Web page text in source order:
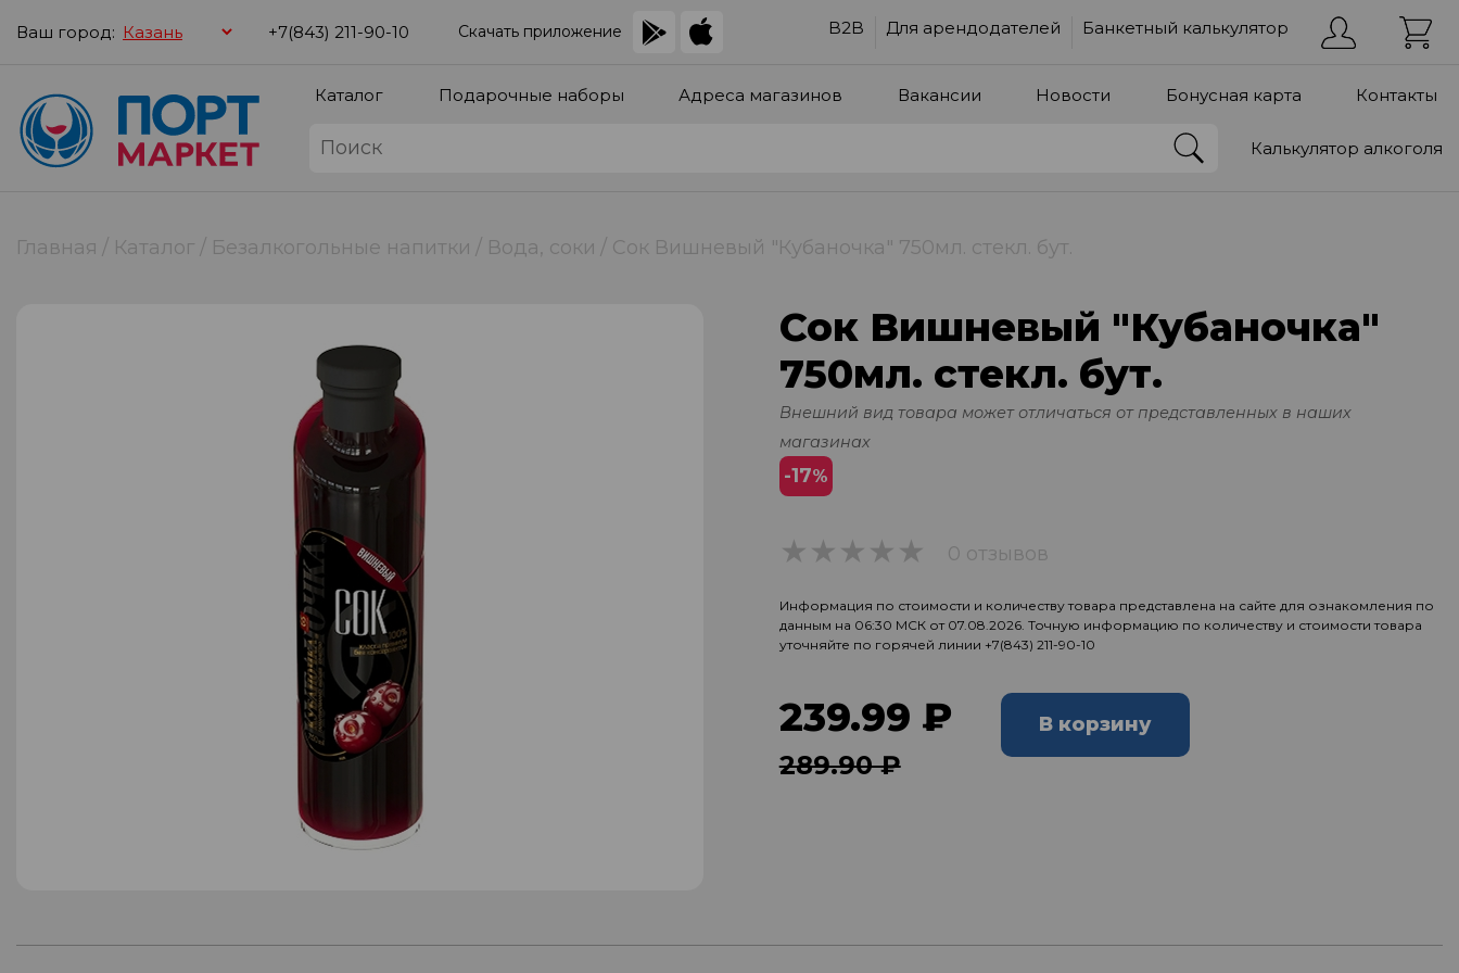
Ваш город: +7(843) 211-90-10 Скачать приложение B2B Для арендодателей Банкетный калькулятор
Каталог Подарочные наборы Адреса магазинов Вакансии Новости Бонусная карта Контакты
Калькулятор алкоголя
Главная Каталог Безалкогольные напитки Вода, соки Сок Вишневый "Кубаночка" 750мл. стекл. бут.
Сок Вишневый "Кубаночка"
750мл. стекл. бут.
Внешний вид товара может отличаться от представленных в наших
магазинах
-17%
0 отзывов
Информация по стоимости и количеству товара представлена на сайте для ознакомления по
данным на 06:30 МСК от 07.08.2026. Точную информацию по количеству и стоимости товара
уточняйте по горячей линии +7(843) 211-90-10
239.99 ₽
289.90 ₽
В корзину